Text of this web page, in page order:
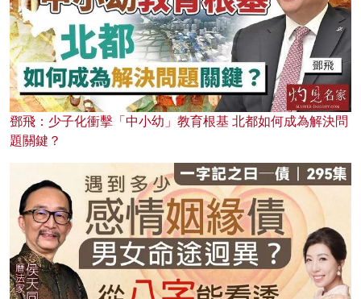
鄧飛：少子化衝擊「中小幼」教育根基 北都如何成為解決問
題關鍵？